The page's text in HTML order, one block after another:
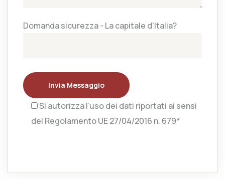
Domanda sicurezza - La capitale d'Italia?
Invia Messaggio
Si autorizza l’uso dei dati riportati ai sensi
del Regolamento UE 27/04/2016 n. 679*